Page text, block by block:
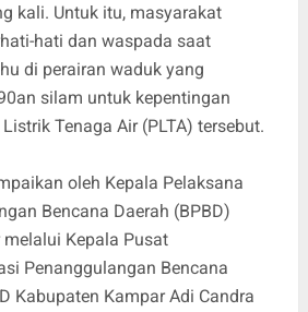
kali. Untuk itu, masyarakat
hati dan waspada saat
di perairan waduk yang
silam untuk kepentingan
Tenaga Air (PLTA) tersebut.
oleh Kepala Pelaksana
Bencana Daerah (BPBD)
Kepala Pusat
Penanggulangan Bencana
Kabupaten Kampar Adi Candra